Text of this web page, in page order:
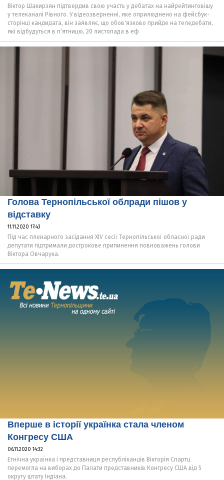
Віктор Шакирзян підтвердив свою участь у дебатах на найрейтинговішу
у телеканалі Рівного. У відеозверненні, яке оприлюднено на фейсбук-
сторінці кандидата, він заявляє, що обов'язково прийде на теледебати,
які відбудуться в п’ятницю, 20 листопада в еф
Голова Тернопільської облради пішов у
відставку
11.11.2020 17:43
Під час пленарного засідання XIV сесії Тернопільської обласної ради
депутати підтримали дострокове припинення повноважень голови
Віктора Овчарука.
Вперше в історії українка стала членом
Конгресу США
06.11.2020 14:32
Етнічна українка і представниця республіканців Вікторія Спартц
перемогла на виборах до Палати представників Конгресу США від 5
округу штату Індіана.